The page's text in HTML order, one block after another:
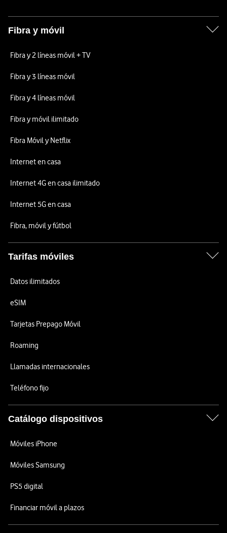
Fibra y móvil
Fibra y 2 líneas móvil + TV
Fibra y 3 líneas móvil
Fibra y 4 líneas móvil
Fibra y móvil ilimitado
Fibra Móvil y Netflix
Internet en casa
Internet 4G en casa ilimitado
Internet 5G en casa
Fibra, móvil y fútbol
Tarifas móviles
Datos ilimitados
eSIM
Tarjetas Prepago Móvil
Roaming
Llamadas internacionales
Teléfono fijo
Catálogo dispositivos
Móviles iPhone
Móviles Samsung
PS5 digital
Financiar móvil a plazos